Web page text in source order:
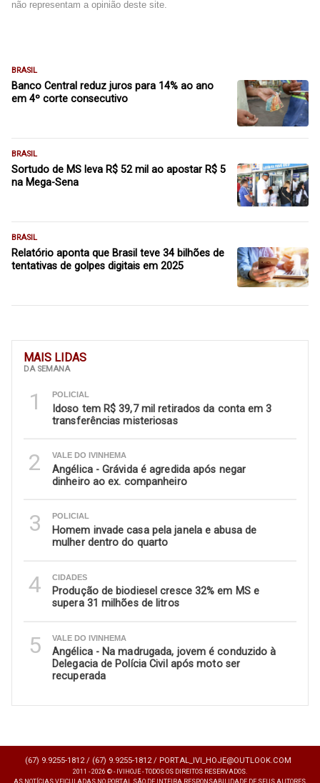
MAIS LIDAS
DA SEMANA
1 POLICIAL
Idoso tem R$ 39,7 mil retirados da conta em 3
transferências misteriosas
2 VALE DO IVINHEMA
Angélica - Grávida é agredida após negar
dinheiro ao ex. companheiro
3 POLICIAL
Homem invade casa pela janela e abusa de
mulher dentro do quarto
4 CIDADES
Produção de biodiesel cresce 32% em MS e
supera 31 milhões de litros
5 VALE DO IVINHEMA
Angélica - Na madrugada, jovem é conduzido à
Delegacia de Polícia Civil após moto ser
recuperada
não representam a opinião deste site.
BRASIL
Banco Central reduz juros para 14% ao ano
em 4º corte consecutivo
BRASIL
Sortudo de MS leva R$ 52 mil ao apostar R$ 5
na Mega-Sena
BRASIL
Relatório aponta que Brasil teve 34 bilhões de
tentativas de golpes digitais em 2025
(67) 9.9255-1812 / (67) 9.9255-1812 / PORTAL_IVI_HOJE@OUTLOOK.COM
2011 - 2026 © - IVIHOJE - TODOS OS DIREITOS RESERVADOS.
AS NOTÍCIAS VEICULADAS NO PORTAL SÃO DE INTEIRA RESPONSABILIDADE DE SEUS AUTORES.